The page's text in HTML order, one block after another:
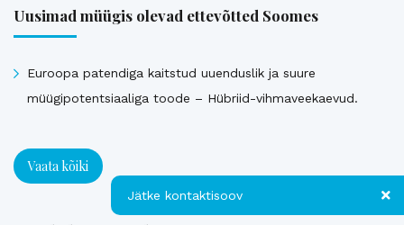
Uusimad müügis olevad ettevõtted Soomes
Euroopa patendiga kaitstud uuenduslik ja suure
müügipotentsiaaliga toode – Hübriid-vihmaveekaevud.
Vaata kõiki
Jätke kontaktisoov